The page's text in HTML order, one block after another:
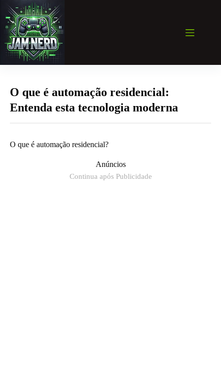
para
conteúdo
O que é automação residencial:
Entenda esta tecnologia moderna
O que é automação residencial?
Anúncios
Continua após Publicidade